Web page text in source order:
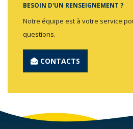
BESOIN D'UN RENSEIGNEMENT ?
Notre équipe est à votre service
questions.
CONTACTS